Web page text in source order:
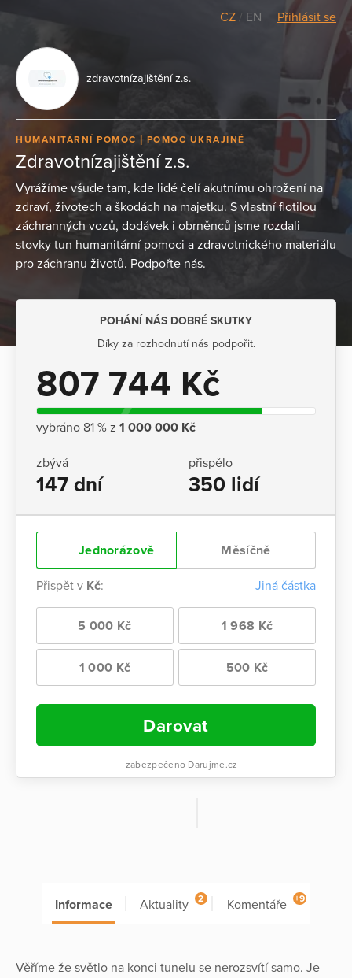
CZ / EN Přihlásit se
zdravotnízajištění z.s.
HUMANITÁRNÍ POMOC POMOC UKRAJINĚ
Zdravotnízajištění z.s.
Vyrážíme všude tam, kde lidé čelí akutnímu ohrožení na
zdraví, životech a škodách na majetku. S vlastní flotilou
záchranných vozů, dodávek i obrněnců jsme rozdali
stovky tun humanitární pomoci a zdravotnického materiálu
pro záchranu životů. Podpořte nás.
POHÁNÍ NÁS DOBRÉ SKUTKY
Díky za rozhodnutí nás podpořit.
807 744 Kč
vybráno 81 % z 1 000 000 Kč
zbývá
147 dní
přispělo
350 lidí
Jednorázově Měsíčně
Přispět v Kč: Jiná částka
5 000 Kč 1 968 Kč
1 000 Kč 500 Kč
Darovat
zabezpečeno Darujme.cz
Informace Aktuality 2 Komentáře +9
Věříme že světlo na konci tunelu se nerozsvítí samo. Je